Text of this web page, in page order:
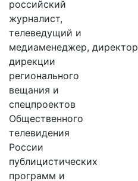
российский
журналист,
телеведущий и
медиаменеджер, директор
дирекции
регионального
вещания и
спецпроектов
Общественного
телевидения
России
публицистических
программ и